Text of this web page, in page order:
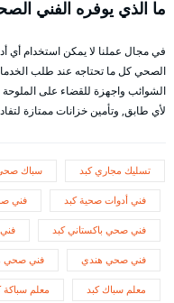
ما الذي يوفره الفني
في مجال عملنا لا يمكن استخدام أي
الصحي كل ما تحتاجه عند طلب
الشوائب واجهزة للقضاء على
لأي طابق, وتأمين خزانات ممتازة
تسليك مجاري كبد سباك
فني أدوات صحية كبد فني
فني صحي باكستاني كبد
فني صحي هندي فني صحي
معلم سباك كبد معلم سباكة